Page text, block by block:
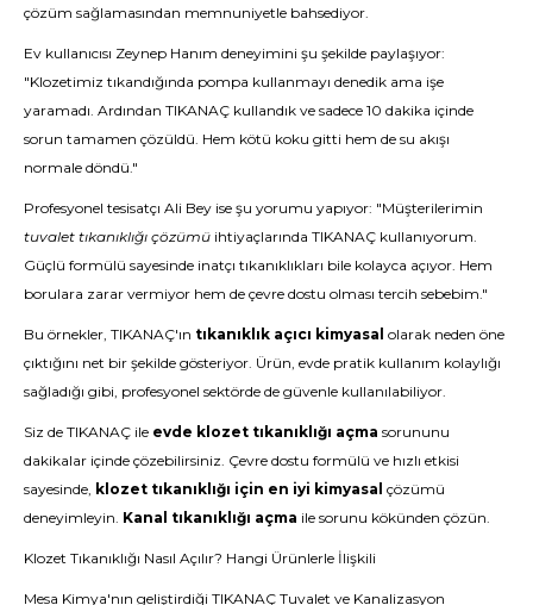
çözüm sağlamasından memnuniyetle bahsediyor.
Ev kullanıcısı Zeynep Hanım deneyimini şu şekilde paylaşıyor:
"Klozetimiz tıkandığında pompa kullanmayı denedik ama işe
yaramadı. Ardından TIKANAÇ kullandık ve sadece 10 dakika içinde
sorun tamamen çözüldü. Hem kötü koku gitti hem de su akışı
normale döndü."
Profesyonel tesisatçı Ali Bey ise şu yorumu yapıyor: "Müşterilerimin
tuvalet tıkanıklığı çözümü ihtiyaçlarında TIKANAÇ kullanıyorum.
Güçlü formülü sayesinde inatçı tıkanıklıkları bile kolayca açıyor. Hem
borulara zarar vermiyor hem de çevre dostu olması tercih sebebim."
Bu örnekler, TIKANAÇ'ın tıkanıklık açıcı kimyasal olarak neden öne
çıktığını net bir şekilde gösteriyor. Ürün, evde pratik kullanım kolaylığı
sağladığı gibi, profesyonel sektörde de güvenle kullanılabiliyor.
Siz de TIKANAÇ ile evde klozet tıkanıklığı açma sorununu
dakikalar içinde çözebilirsiniz. Çevre dostu formülü ve hızlı etkisi
sayesinde, klozet tıkanıklığı için en iyi kimyasal çözümü
deneyimleyin. Kanal tıkanıklığı açma ile sorunu kökünden çözün.
Klozet Tıkanıklığı Nasıl Açılır? Hangi Ürünlerle İlişkili
Mesa Kimya'nın geliştirdiği TIKANAÇ Tuvalet ve Kanalizasyon